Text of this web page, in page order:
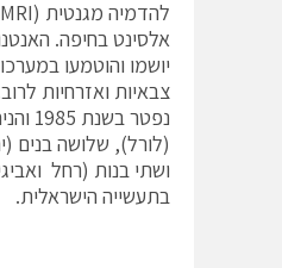
אלסינט בחיפה.
יושמו והוטמעו
צבאיות ואזרחיות
נפטר
(לורל), שלושה בנים
ושתי בנות (רחל
בתעשייה הישראלית.